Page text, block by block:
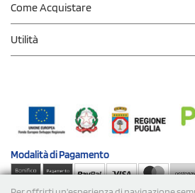
Come Acquistare
Utilità
Modalità diPagamento